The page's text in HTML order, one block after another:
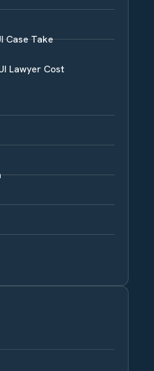
Case Take
Lawyer Cost